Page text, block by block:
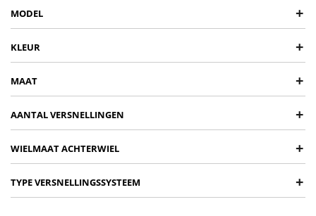
MODEL +
KLEUR +
MAAT +
AANTAL VERSNELLINGEN +
WIELMAAT ACHTERWIEL +
TYPE VERSNELLINGSSYSTEEM +